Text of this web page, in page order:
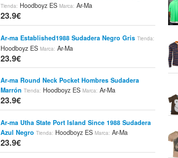
Tienda: Hoodboyz ESMarca: Ar-Ma
23.9€
Ar-ma Established1988 Sudadera Negro Gris Tienda:
Hoodboyz ESMarca: Ar-Ma
23.9€
Ar-ma Round Neck Pocket Hombres Sudadera
Marrón Tienda: Hoodboyz ESMarca: Ar-Ma
23.9€
Ar-ma Utha State Port Island Since 1988 Sudadera
Azul Negro Tienda: Hoodboyz ESMarca: Ar-Ma
23.9€